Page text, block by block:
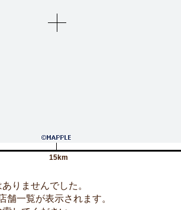
15km
りませんでした。
舗一覧が表示されます。